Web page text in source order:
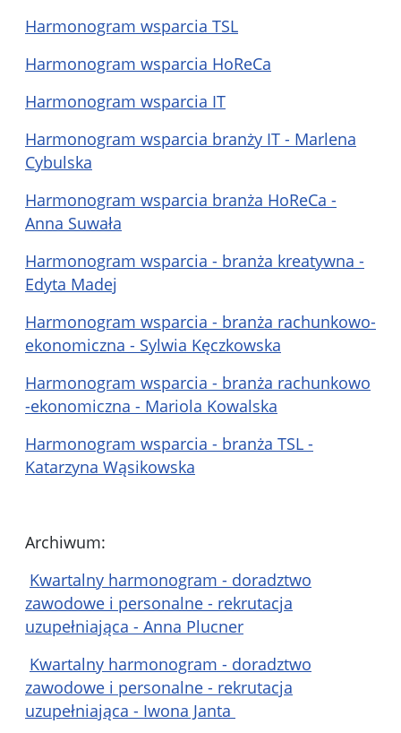
Harmonogram wsparcia TSL
Harmonogram wsparcia HoReCa
Harmonogram wsparcia IT
Harmonogram wsparcia branży IT - Marlena
Cybulska
Harmonogram wsparcia branża HoReCa -
Anna Suwała
Harmonogram wsparcia - branża kreatywna -
Edyta Madej
Harmonogram wsparcia - branża rachunkowo-
ekonomiczna - Sylwia Kęczkowska
Harmonogram wsparcia - branża rachunkowo
-ekonomiczna - Mariola Kowalska
Harmonogram wsparcia - branża TSL -
Katarzyna Wąsikowska
Archiwum:
Kwartalny harmonogram - doradztwo
zawodowe i personalne - rekrutacja
uzupełniająca - Anna Plucner
Kwartalny harmonogram - doradztwo
zawodowe i personalne - rekrutacja
uzupełniająca - Iwona Janta